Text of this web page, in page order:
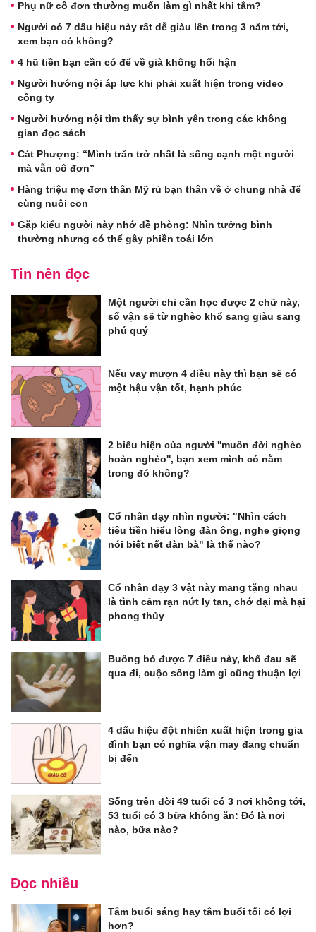
Phụ nữ cô đơn thường muốn làm gì nhất khi tắm?
Người có 7 dấu hiệu này rất dễ giàu lên trong 3 năm tới,
xem bạn có không?
4 hũ tiền bạn cần có để về già không hối hận
Người hướng nội áp lực khi phải xuất hiện trong video
công ty
Người hướng nội tìm thấy sự bình yên trong các không
gian đọc sách
Cát Phượng: “Mình trăn trở nhất là sống cạnh một người
mà vẫn cô đơn”
Hàng triệu mẹ đơn thân Mỹ rủ bạn thân về ở chung nhà để
cùng nuôi con
Gặp kiểu người này nhớ đề phòng: Nhìn tưởng bình
thường nhưng có thể gây phiền toái lớn
Tin nên đọc
Một người chỉ cần học được 2 chữ này,
số vận sẽ từ nghèo khổ sang giàu sang
phú quý
Nếu vay mượn 4 điều này thì bạn sẽ có
một hậu vận tốt, hạnh phúc
2 biểu hiện của người ''muôn đời nghèo
hoàn nghèo'', bạn xem mình có nằm
trong đó không?
Cổ nhân dạy nhìn người: "Nhìn cách
tiêu tiền hiểu lòng đàn ông, nghe giọng
nói biết nết đàn bà" là thế nào?
Cổ nhân dạy 3 vật này mang tặng nhau
là tình cảm rạn nứt ly tan, chớ dại mà hại
phong thủy
Buông bỏ được 7 điều này, khổ đau sẽ
qua đi, cuộc sống làm gì cũng thuận lợi
4 dấu hiệu đột nhiên xuất hiện trong gia
đình bạn có nghĩa vận may đang chuẩn
bị đến
Sống trên đời 49 tuổi có 3 nơi không tới,
53 tuổi có 3 bữa không ăn: Đó là nơi
nào, bữa nào?
Đọc nhiều
Tắm buổi sáng hay tắm buổi tối có lợi
hơn?